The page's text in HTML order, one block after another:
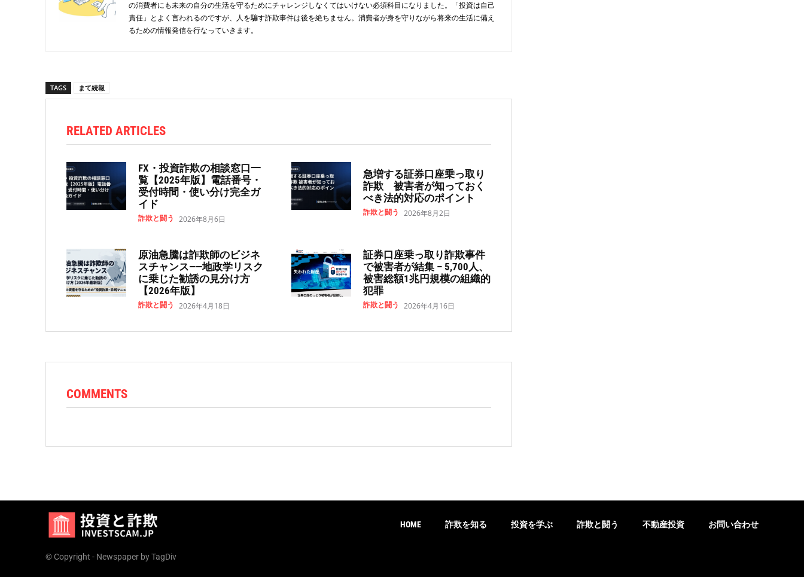
の消費者にも未来の自分の生活を守るためにチャレンジしなくてはいけない必須科目になりました。「投資は自己
責任」とよく言われるのですが、人を騙す詐欺事件は後を絶ちません。消費者が身を守りながら将来の生活に備え
るための情報発信を行なっていきます。
TAGS まて続報
RELATED ARTICLES
FX・投資詐欺の相談窓口一
覧【2025年版】電話番号・
受付時間・使い分け完全ガ
イド
詐欺と闘う 2026年8月6日
急増する証券口座乗っ取り
詐欺 被害者が知っておく
べき法的対応のポイント
詐欺と闘う 2026年8月2日
原油急騰は詐欺師のビジネ
スチャンス——地政学リスク
に乗じた勧誘の見分け方
【2026年版】
詐欺と闘う 2026年4月18日
証券口座乗っ取り詐欺事件
で被害者が結集 – 5,700人、
被害総額1兆円規模の組織的
犯罪
詐欺と闘う 2026年4月16日
COMMENTS
HOME 詐欺を知る 投資を学ぶ 詐欺と闘う 不動産投資 お問い合わせ
© Copyright - Newspaper by TagDiv